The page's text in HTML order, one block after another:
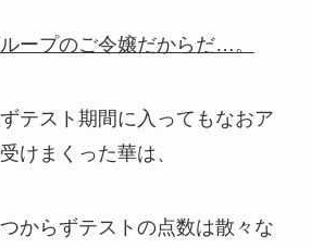
ープのご令嬢だからだ…。
テスト期間に入ってもなおア
けまくった華は、
からずテストの点数は散々な